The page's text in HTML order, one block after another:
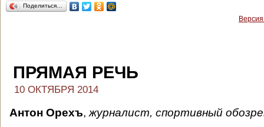
Поделиться…
ПРЯМАЯ РЕЧЬ
10 ОКТЯБРЯ 2014
Антон Орехъ, журналист, спортивный